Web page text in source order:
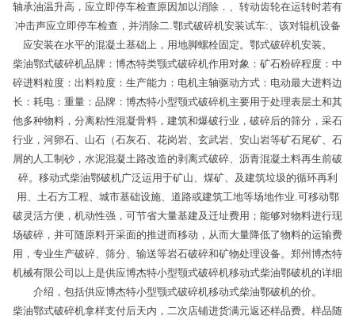
轴承油温升高，应立即停车检查原因加以消除．、转动齿轮在运转时若有
冲击声应立即停车检查，并消除二.鄂式破碎机安装试车:、该对辊机设备
应安装在水平的混凝土基础上，用地脚螺栓固定。鄂式破碎机安装。
柴油鄂式破碎机品牌：博杰特类颚式破碎机作用对象：矿石粉碎程度：中
碎进料粒度：出料粒度：生产能力：电机主轴驱动方式：电动最大进料边
长：耗电：重量：品牌：博杰特小型颚式破碎机主要用于处理表层土和其
他多种物料，分离粘性混凝骨料，建筑和爆破行业，破碎后的筛分，采石
行业，河卵石、山石（石灰石、花岗岩、玄武岩、安山岩等矿石尾矿、石
屑的人工制砂，水泥混凝土路改造的剥离式破碎、沥青混凝土料再生前破
碎。移动式柴油鄂破机广泛运用于矿山、煤矿、及建筑垃圾的循环再利
用、土石方工程、城市基础设施、道路或建筑工地等场地作业.可移动鄂
破灵活方便，机动性强，可节省大量基建及迁址费用；能够对物料进行现
场破碎，并可随原料开采面的推进而移动，从而大量降低了物料的运输费
用，专业生产破碎、筛分、输送等岩石破碎和矿物处理设备。郑州博杰特
机械有限公司以上是供应博杰特小型颚式破碎机移动式柴油鄂破机的详细
介绍，包括供应博杰特小型颚式破碎机移动式柴油鄂破机的价。
柴油鄂式破碎机拿样支付后天内，二次店铺进货满元返还样品费。样品随